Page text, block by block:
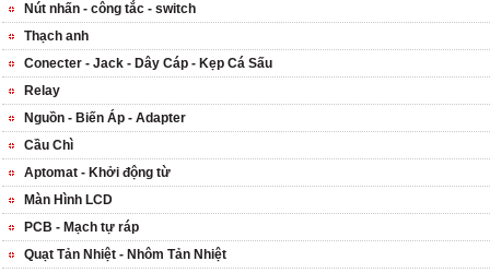
Nút nhấn - công tắc - switch
Thạch anh
Conecter - Jack - Dây Cáp - Kẹp Cá Sấu
Relay
Nguồn - Biến Áp - Adapter
Cầu Chì
Aptomat - Khởi động từ
Màn Hình LCD
PCB - Mạch tự ráp
Quạt Tản Nhiệt - Nhôm Tản Nhiệt